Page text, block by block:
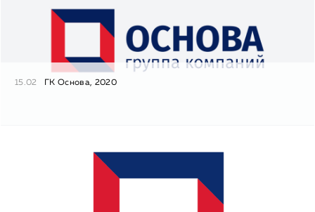
15.02 ГК Основа, 2020